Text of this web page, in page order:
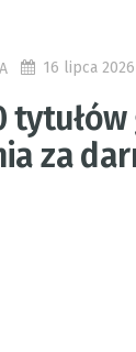
16 lipca 2026
za